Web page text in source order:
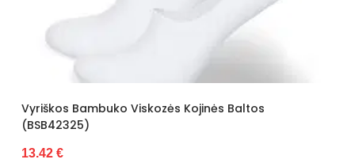
Vyriškos Bambuko Viskozės Kojinės Baltos
(BSB42325)
13.42 €